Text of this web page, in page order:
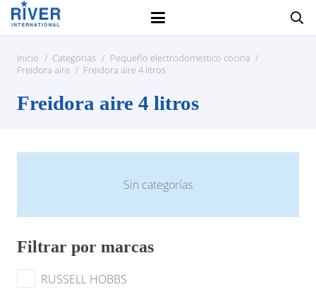
Inicio / Categorias / Pequeño electrodomestico cocina /
Freidora aire / Freidora aire 4 litros
Freidora aire 4 litros
Sin categorías
Filtrar por marcas
RUSSELL HOBBS